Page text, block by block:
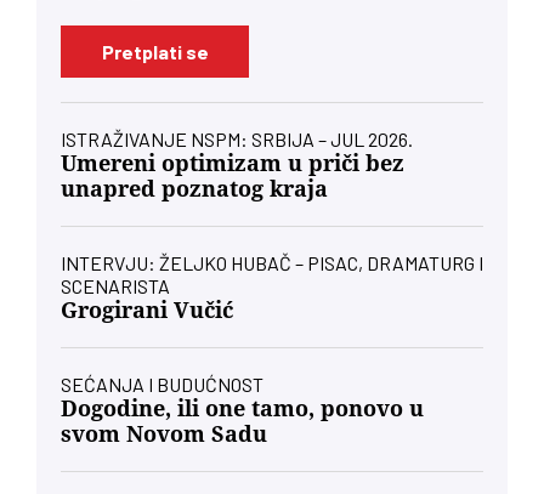
Pretplati se
ISTRAŽIVANJE NSPM: SRBIJA – JUL 2026.
Umereni optimizam u priči bez
unapred poznatog kraja
INTERVJU: ŽELJKO HUBAČ – PISAC, DRAMATURG I
SCENARISTA
Grogirani Vučić
SEĆANJA I BUDUĆNOST
Dogodine, ili one tamo, ponovo u
svom Novom Sadu